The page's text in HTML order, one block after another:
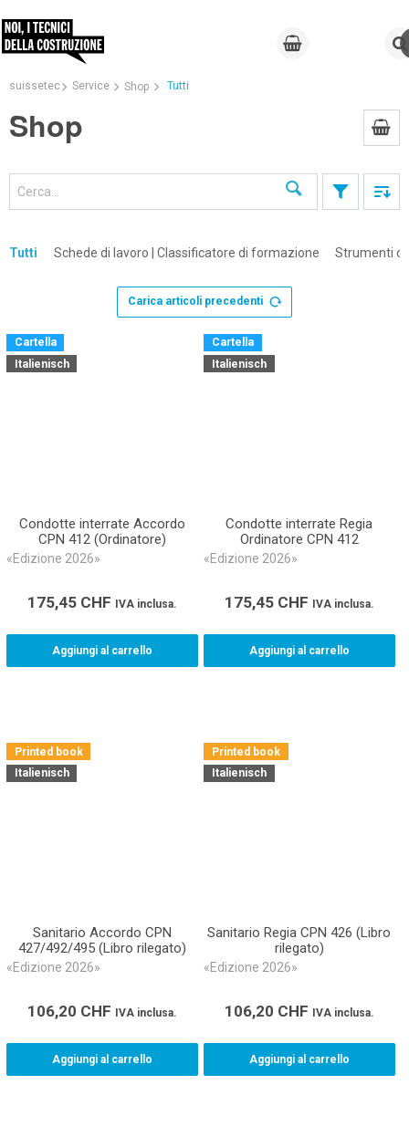
suissetec Service Shop Tutti
Shop
Cerca
Tutti Schede di lavoro | Classificatore di formazione Strumenti di
Carica articoli precedenti
Cartella
Italienisch
Condotte interrate Accordo
CPN 412 (Ordinatore)
«Edizione 2026»
175,45 CHF IVA inclusa.
Aggiungi al carrello
Cartella
Italienisch
Condotte interrate Regia
Ordinatore CPN 412
«Edizione 2026»
175,45 CHF IVA inclusa.
Aggiungi al carrello
Printed book
Italienisch
Sanitario Accordo CPN
427/492/495 (Libro rilegato)
«Edizione 2026»
106,20 CHF IVA inclusa.
Aggiungi al carrello
Printed book
Italienisch
Sanitario Regia CPN 426 (Libro
rilegato)
«Edizione 2026»
106,20 CHF IVA inclusa.
Aggiungi al carrello